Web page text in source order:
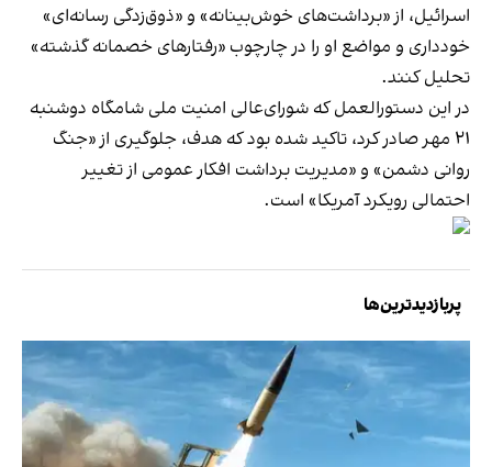
اسرائیل، از «برداشت‌های خوش‌بینانه» و «ذوق‌زدگی رسانه‌ای»
خودداری و مواضع او را در چارچوب «رفتارهای خصمانه گذشته»
تحلیل کنند.
در این دستورالعمل که شورای‌عالی امنیت ملی شامگاه دوشنبه
۲۱ مهر صادر کرد، تاکید شده بود که هدف، جلوگیری از «جنگ
روانی دشمن» و «مدیریت برداشت افکار عمومی از تغییر
احتمالی رویکرد آمریکا» است.
پربازدیدترین‌ها